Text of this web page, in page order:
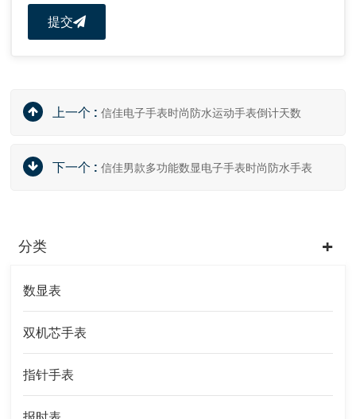
提交
上一个 :信佳电子手表时尚防水运动手表倒计天数
下一个 :信佳男款多功能数显电子手表时尚防水手表
分类
数显表
双机芯手表
指针手表